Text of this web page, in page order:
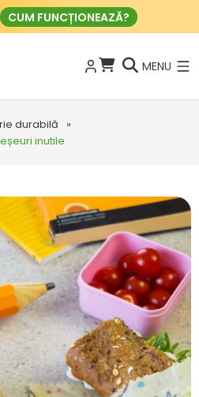
CUM FUNCȚIONEAZĂ?
MENU
durabilă
»
inutile